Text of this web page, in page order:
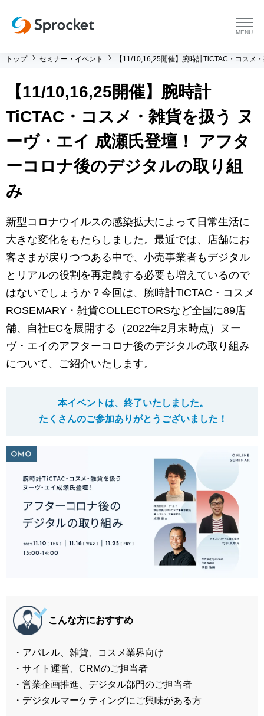
menu
プラットフォーム トップ
コンサルティング
コンサルティング トップ
運用支援 トップ
導入事例
よくある質問
会社情報
会社情報 トップ
会社概要
メンバー紹介
採用情報
創業の想い
セミナー・イベント
マーケティングお役立ち資料
トップ セミナー・イベント 【11/10,16,25開催】腕時計TiCTAC・コスメ
【11/10,16,25開催】腕時計
TiCTAC・コスメ・雑貨を扱う ヌ
ーヴ・エイ 成瀬氏登壇！ アフタ
ーコロナ後のデジタルの取り組
み
新型コロナウイルスの感染拡大によって日常生活に
大きな変化をもたらしました。最近では、店舗にお
客さまが戻りつつある中で、小売事業者もデジタル
とリアルの役割を再定義する必要も増えているので
はないでしょうか？今回は、腕時計TiCTAC・コスメ
ROSEMARY・雑貨COLLECTORSなど全国に89店
舗、自社ECを展開する（2022年2月末時点）ヌー
ヴ・エイのアフターコロナ後のデジタルの取り組み
について、ご紹介いたします。
本イベントは、終了いたしました。
たくさんのご参加ありがとうございました！
こんな方におすすめ
・アパレル、雑貨、コスメ業界向け
・サイト運営、CRMのご担当者
・営業企画推進、デジタル部門のご担当者
・デジタルマーケティングにご興味がある方